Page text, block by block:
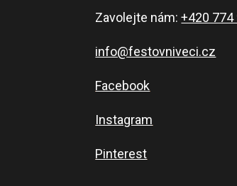
Zavolejte nám:+420 774
info@festovniveci.cz
Facebook
Instagram
Pinterest